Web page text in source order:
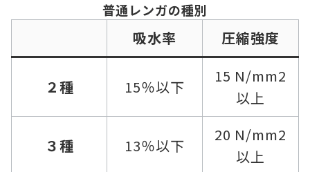
普通レンガの種別
吸水率 圧縮強度
２種 15％以下
15 N/mm2
以上
３種 13％以下
20 N/mm2
以上